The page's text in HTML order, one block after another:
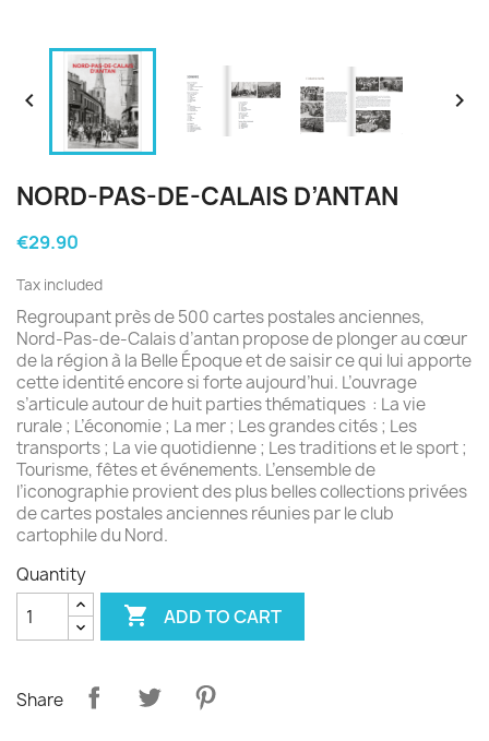
 
NORD-PAS-DE-CALAIS D’ANTAN
€29.90
Tax included
Regroupant près de 500 cartes postales anciennes,
Nord-Pas-de-Calais d’antan propose de plonger au cœur
de la région à la Belle Époque et de saisir ce qui lui apporte
cette identité encore si forte aujourd’hui. L’ouvrage
s’articule autour de huit parties thématiques : La vie
rurale ; L’économie ; La mer ; Les grandes cités ; Les
transports ; La vie quotidienne ; Les traditions et le sport ;
Tourisme, fêtes et événements. L’ensemble de
l’iconographie provient des plus belles collections privées
de cartes postales anciennes réunies par le club
cartophile du Nord.
Quantity
 ADD TO CART
Share